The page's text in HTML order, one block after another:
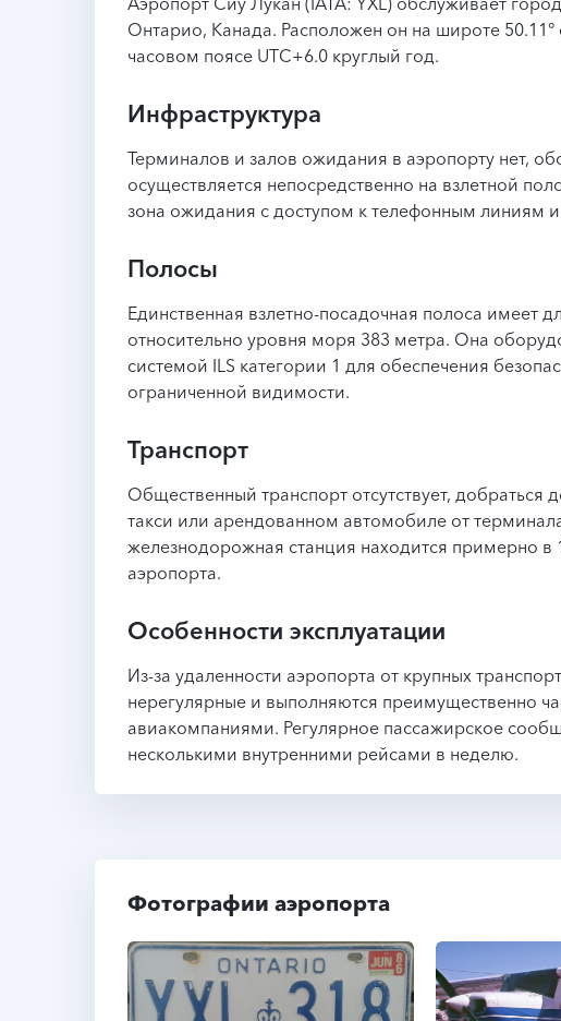
Онтарио, Канада. Расположен он на широте 50.11°
часовом поясе UTC+6.0 круглый год.
Инфраструктура
Терминалов и залов ожидания в аэропорту нет,
осуществляется непосредственно на взлетной
зона ожидания с доступом к телефонным линиям и
Полосы
Единственная взлетно-посадочная полоса имеет
относительно уровня моря 383 метра. Она
системой ILS категории 1 для обеспечения
ограниченной видимости.
Транспорт
Общественный транспорт отсутствует, добраться
такси или арендованном автомобиле от
железнодорожная станция находится примерно в
аэропорта.
Особенности эксплуатации
Из-за удаленности аэропорта от крупных
нерегулярные и выполняются преимущественно
авиакомпаниями. Регулярное пассажирское
несколькими внутренними рейсами в неделю.
Фотографии аэропорта